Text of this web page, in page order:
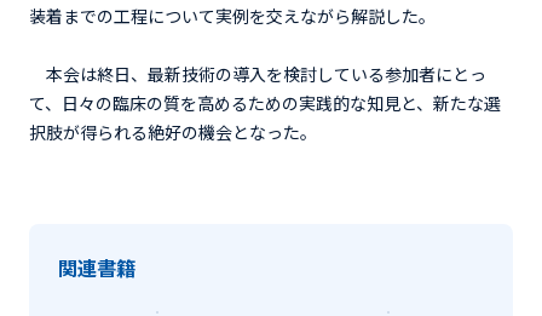
装着までの工程について実例を交えながら解説した。
本会は終日、最新技術の導入を検討している参加者にとっ
て、日々の臨床の質を高めるための実践的な知見と、新たな選
択肢が得られる絶好の機会となった。
関連書籍